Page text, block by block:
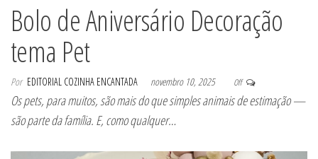
Bolo de Aniversário Decoração
tema Pet
Por EDITORIAL COZINHA ENCANTADA novembro 10, 2025 Off
Os pets, para muitos, são mais do que simples animais de estimação —
são parte da família. E, como qualquer…